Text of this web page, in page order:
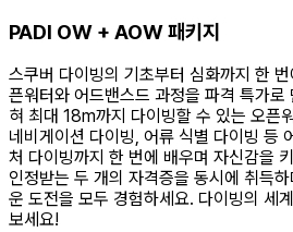
PADI OW + AOW 패키지
스쿠버 다이빙의 기초부터 심화까지 한
픈워터와 어드밴스드 과정을 파격 특가로
혀 최대 18m까지 다이빙할 수 있는 오픈
네비게이션 다이빙, 어류 식별 다이빙 등
처 다이빙까지 한 번에 배우며 자신감을
인정받는 두 개의 자격증을 동시에 취득
운 도전을 모두 경험하세요. 다이빙의 세
보세요!